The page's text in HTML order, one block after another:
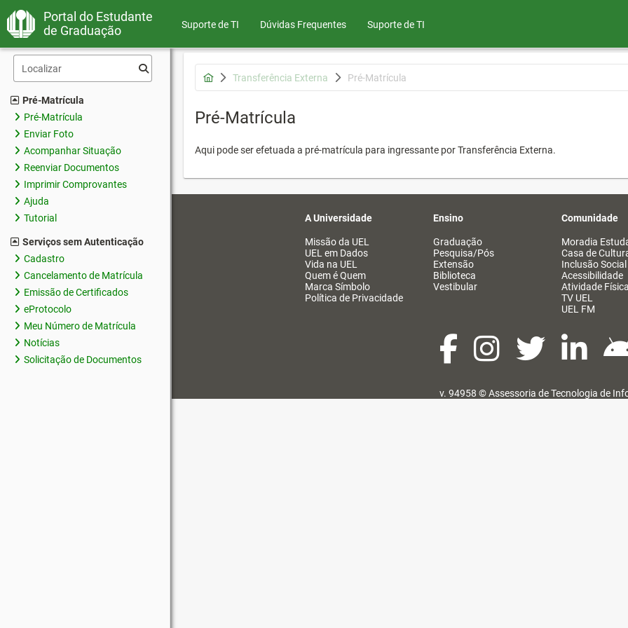
Portal do Estudante
de Graduação
Suporte de TI Dúvidas Frequentes Suporte de TI
Pré-Matrícula
Pré-Matrícula
Enviar Foto
Acompanhar Situação
Reenviar Documentos
Imprimir Comprovantes
Ajuda
Tutorial
Serviços sem Autenticação
Cadastro
Cancelamento de Matrícula
Emissão de Certificados
eProtocolo
Meu Número de Matrícula
Notícias
Solicitação de Documentos
Transferência Externa Pré-Matrícula
Pré-Matrícula
Aqui pode ser efetuada a pré-matrícula para ingressante por Transferência Externa.
A Universidade
Missão da UEL
UEL em Dados
Vida na UEL
Quem é Quem
Marca Símbolo
Política de Privacidade
Ensino
Graduação
Pesquisa/Pós
Extensão
Biblioteca
Vestibular
Comunidade
Moradia
Casa de
Inclusão Social
Acessibilidade
Atividade Física
TV UEL
UEL FM
v. 94958 ©Assessoria de Tecnologia de